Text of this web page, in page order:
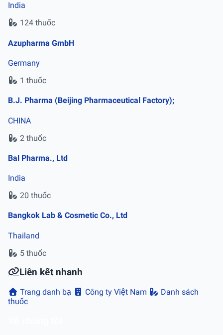
India
124 thuốc
Azupharma GmbH
Germany
1 thuốc
B.J. Pharma (Beijing Pharmaceutical Factory);
CHINA
2 thuốc
Bal Pharma., Ltd
India
20 thuốc
Bangkok Lab & Cosmetic Co., Ltd
Thailand
5 thuốc
Liên kết nhanh
Trang danh bạ Công ty Việt Nam
Danh sách
thuốc